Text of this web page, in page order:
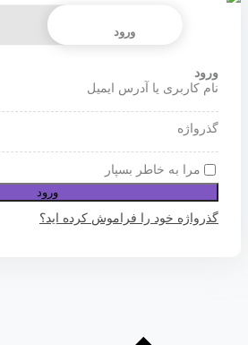
ورود
ورود
نام کاربری یا آدرس ایمیل
گذرواژه
مرا به خاطر بسپار
ورود
گذرواژه خود را فراموش کرده اید؟